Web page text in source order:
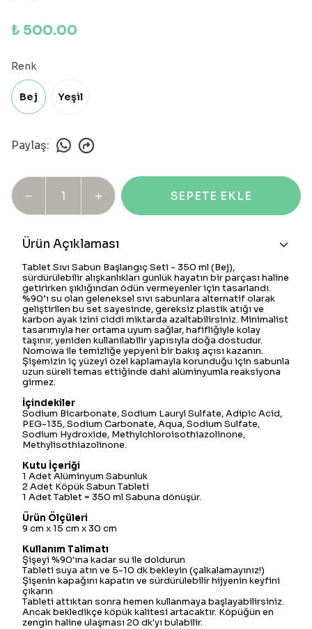
₺ 500.00
Renk
Bej Yeşil
Paylaş:
SEPETE EKLE
Ürün Açıklaması
Tablet Sıvı Sabun Başlangıç Seti - 350 ml (Bej),
sürdürülebilir alışkanlıkları günlük hayatın bir parçası haline
getirirken şıklığından ödün vermeyenler için tasarlandı.
%90’ı su olan geleneksel sıvı sabunlara alternatif olarak
geliştirilen bu set sayesinde, gereksiz plastik atığı ve
karbon ayak izini ciddi miktarda azaltabilirsiniz. Minimalist
tasarımıyla her ortama uyum sağlar, hafifliğiyle kolay
taşınır, yeniden kullanılabilir yapısıyla doğa dostudur.
Nomowa ile temizliğe yepyeni bir bakış açısı kazanın.
Şişemizin iç yüzeyi özel kaplamayla korunduğu için sabunla
uzun süreli temas ettiğinde dahi alüminyumla reaksiyona
girmez.
İçindekiler
Sodium Bicarbonate, Sodium Lauryl Sulfate, Adipic Acid,
PEG-135, Sodium Carbonate, Aqua, Sodium Sulfate,
Sodium Hydroxide, Methylchloroisothiazolinone,
Methylisothiazolinone.
Kutu İçeriği
1 Adet Alüminyum Sabunluk
2 Adet Köpük Sabun Tableti
1 Adet Tablet = 350 ml Sabuna dönüşür.
Ürün Ölçüleri
9 cm x 15 cm x 30 cm
Kullanım Talimatı
Şişeyi %90'ına kadar su ile doldurun
Tableti suya atın ve 5-10 dk bekleyin (çalkalamayınız!)
Şişenin kapağını kapatın ve sürdürülebilir hijyenin keyfini
çıkarın
Tableti attıktan sonra hemen kullanmaya başlayabilirsiniz.
Ancak bekledikçe köpük kalitesi artacaktır. Köpüğün en
zengin haline ulaşması 20 dk'yı bulabilir.